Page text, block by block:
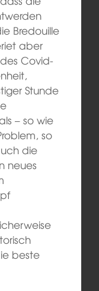
Bredouille
aber
Covid-
Stunde
– so wie
so
die
neues
beste